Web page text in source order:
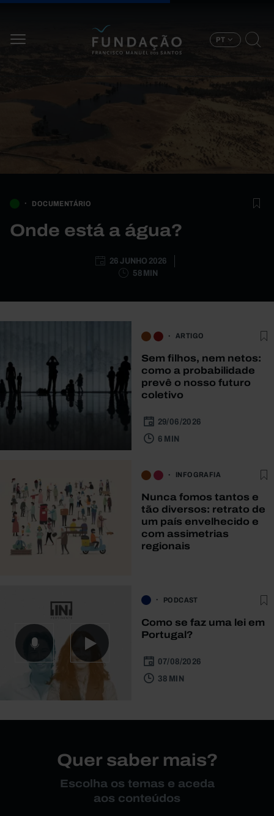
PT
DOCUMENTÁRIO
Onde está a água?
26 JUNHO 2026
58 MIN
ARTIGO
Sem filhos, nem netos:
como a probabilidade
prevê o nosso futuro
coletivo
29/06/2026
6 MIN
INFOGRAFIA
Nunca fomos tantos e
tão diversos: retrato de
um país envelhecido e
com assimetrias
regionais
PODCAST
Como se faz uma lei em
Portugal?
07/08/2026
38 MIN
Quer saber mais?
Escolha os temas e aceda
aos conteúdos